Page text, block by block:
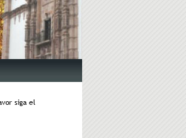
siga el